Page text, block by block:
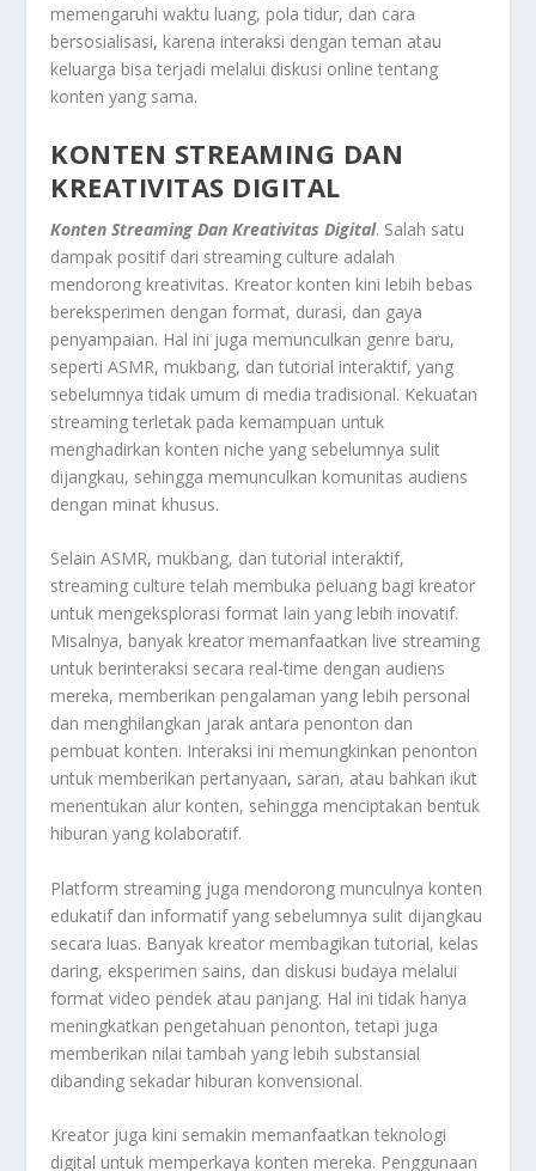
memengaruhi waktu luang, pola tidur, dan cara
bersosialisasi, karena interaksi dengan teman atau
keluarga bisa terjadi melalui diskusi online tentang
konten yang sama.
KONTEN STREAMING DAN
KREATIVITAS DIGITAL
Konten Streaming Dan Kreativitas Digital. Salah satu
dampak positif dari streaming culture adalah
mendorong kreativitas. Kreator konten kini lebih bebas
bereksperimen dengan format, durasi, dan gaya
penyampaian. Hal ini juga memunculkan genre baru,
seperti ASMR, mukbang, dan tutorial interaktif, yang
sebelumnya tidak umum di media tradisional. Kekuatan
streaming terletak pada kemampuan untuk
menghadirkan konten niche yang sebelumnya sulit
dijangkau, sehingga memunculkan komunitas audiens
dengan minat khusus.
Selain ASMR, mukbang, dan tutorial interaktif,
streaming culture telah membuka peluang bagi kreator
untuk mengeksplorasi format lain yang lebih inovatif.
Misalnya, banyak kreator memanfaatkan live streaming
untuk berinteraksi secara real-time dengan audiens
mereka, memberikan pengalaman yang lebih personal
dan menghilangkan jarak antara penonton dan
pembuat konten. Interaksi ini memungkinkan penonton
untuk memberikan pertanyaan, saran, atau bahkan ikut
menentukan alur konten, sehingga menciptakan bentuk
hiburan yang kolaboratif.
Platform streaming juga mendorong munculnya konten
edukatif dan informatif yang sebelumnya sulit dijangkau
secara luas. Banyak kreator membagikan tutorial, kelas
daring, eksperimen sains, dan diskusi budaya melalui
format video pendek atau panjang. Hal ini tidak hanya
meningkatkan pengetahuan penonton, tetapi juga
memberikan nilai tambah yang lebih substansial
dibanding sekadar hiburan konvensional.
Kreator juga kini semakin memanfaatkan teknologi
digital untuk memperkaya konten mereka. Penggunaan